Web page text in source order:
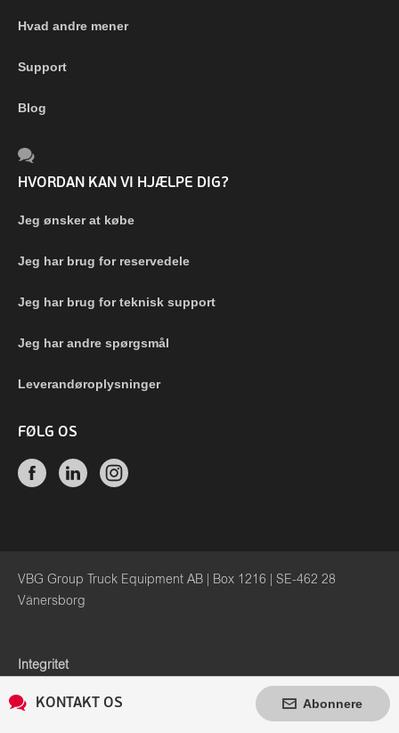
Hvad andre mener
Support
Blog
HVORDAN KAN VI HJÆLPE DIG?
Jeg ønsker at købe
Jeg har brug for reservedele
Jeg har brug for teknisk support
Jeg har andre spørgsmål
Leverandøroplysninger
FØLG OS
VBG Group Truck Equipment AB | Box 1216 | SE-462 28
Vänersborg
Integritet
Whistleblower
KONTAKT OS Abonnere